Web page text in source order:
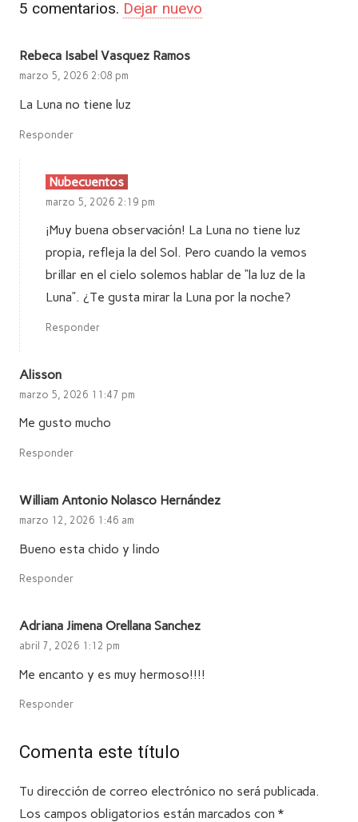
5 comentarios. Dejar nuevo
Rebeca Isabel Vasquez Ramos
marzo 5, 2026 2:08 pm
La Luna no tiene luz
Responder
Nubecuentos
marzo 5, 2026 2:19 pm
¡Muy buena observación! La Luna no tiene luz
propia, refleja la del Sol. Pero cuando la vemos
brillar en el cielo solemos hablar de “la luz de la
Luna”. ¿Te gusta mirar la Luna por la noche?
Responder
Alisson
marzo 5, 2026 11:47 pm
Me gusto mucho
Responder
William Antonio Nolasco Hernández
marzo 12, 2026 1:46 am
Bueno esta chido y lindo
Responder
Adriana Jimena Orellana Sanchez
abril 7, 2026 1:12 pm
Me encanto y es muy hermoso!!!!
Responder
Comenta este título
Tu dirección de correo electrónico no será publicada.
Los campos obligatorios están marcados con *